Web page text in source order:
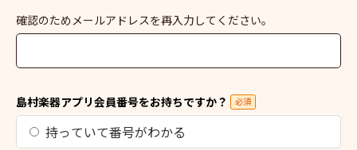
確認のためメールアドレスを再入力してください。
島村楽器アプリ会員番号をお持ちですか？ 必須
持っていて番号がわかる